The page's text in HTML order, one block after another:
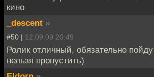
кино
_descent »
#50 | 12.09.09 20:49
Ролик отличный, обязательно
нельзя пропустить)